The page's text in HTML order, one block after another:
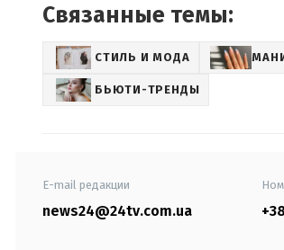
Связанные темы:
СТИЛЬ И МОДА
БЬЮТИ-ТРЕНДЫ
E-mail редакции
news24@24tv.com.ua